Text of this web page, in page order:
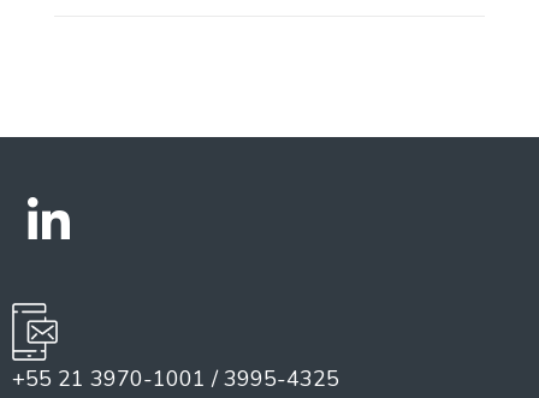
+55 21 3970-1001 / 3995-4325